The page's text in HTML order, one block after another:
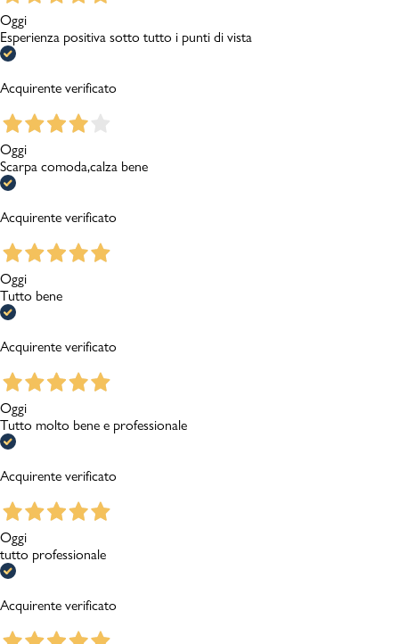
Oggi
Esperienza positiva sotto tutto i punti di vista
Acquirente verificato
Oggi
Scarpa comoda,calza bene
Acquirente verificato
Oggi
Tutto bene
Acquirente verificato
Oggi
Tutto molto bene e professionale
Acquirente verificato
Oggi
tutto professionale
Acquirente verificato